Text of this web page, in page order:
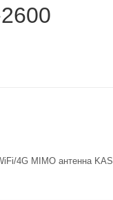
4G MIMO антенна